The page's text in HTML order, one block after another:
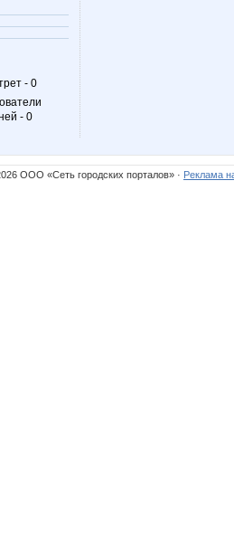
- 0
- 0
ООО «Сеть городских порталов» · Реклама